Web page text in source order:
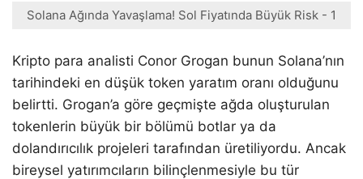
Solana Ağında Yavaşlama! Sol Fiyatında Büyük Risk - 1
Kripto para analisti Conor Grogan bunun Solana’nın
tarihindeki en düşük token yaratım oranı olduğunu
belirtti. Grogan’a göre geçmişte ağda oluşturulan
tokenlerin büyük bir bölümü botlar ya da
dolandırıcılık projeleri tarafından üretiliyordu. Ancak
bireysel yatırımcıların bilinçlenmesiyle bu tür